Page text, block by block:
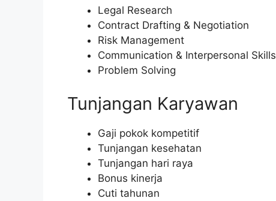
Legal Research
Contract Drafting & Negotiation
Risk Management
Communication & Interpersonal Skills
Problem Solving
Tunjangan Karyawan
Gaji pokok kompetitif
Tunjangan kesehatan
Tunjangan hari raya
Bonus kinerja
Cuti tahunan